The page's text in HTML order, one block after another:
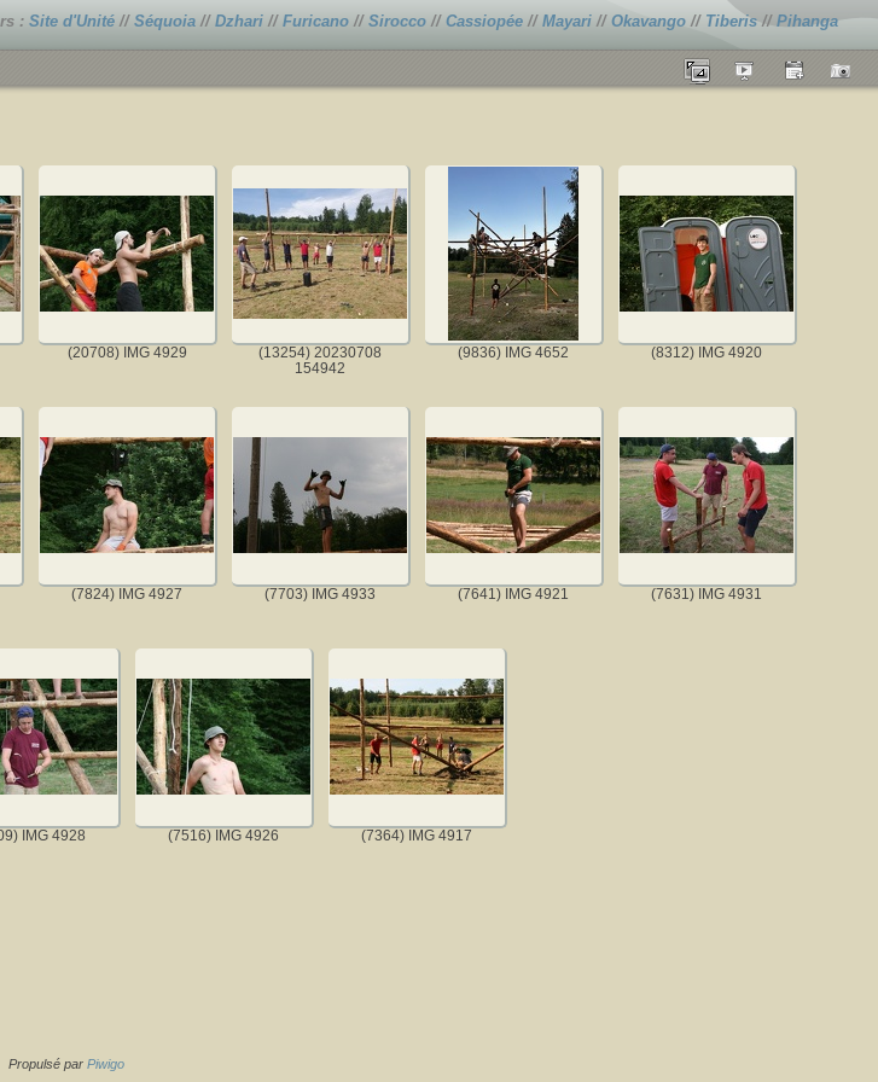
: Site d'Unité // Séquoia // Dzhari // Furicano // Sirocco // Cassiopée // Mayari // Okavango // Tiberis // Pihanga
(20708) IMG 4929
(13254) 20230708
154942
(9836) IMG 4652 (8312) IMG 4920
(7824) IMG 4927 (7703) IMG 4933 (7641) IMG 4921 (7631) IMG 4931
IMG 4928 (7516) IMG 4926 (7364) IMG 4917
Propulsé par Piwigo